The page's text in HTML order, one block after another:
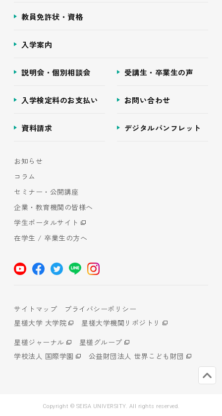
教員免許状・資格
入学案内
説明会・個別相談会 受講生・卒業生の声
入学検定料のお支払い お問い合わせ
資料請求 デジタルパンフレット
お知らせ
コラム
セミナー・公開講座
企業・教育機関の皆様へ
学生ポータルサイト
在学生 / 卒業生の方へ
サイトマップ
プライバシーポリシー
星槎大学 大学院
星槎大学機関リポジトリ
星槎ジャーナル
星槎グループ
学校法人 国際学園
公益財団法人 世界こども財団
Copyright © SEISA UNIVERSITY. All rights reserved.